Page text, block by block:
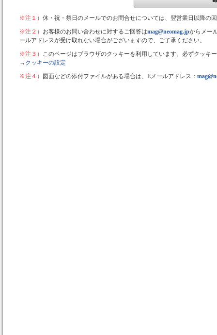
※注１） 休・祝・祭日のメールでのお問合せについては、翌営業日以降の
※注２） お客様のお問い合わせに対するご回答はmag@neomag.jpからメー
ールアドレスが受け取れない場合がございますので、ご了承ください。
※注３） このページはブラウザのクッキーを利用しています。必ずクッキ
→ クッキーの設定
※注４）
図面などの添付ファイルがある場合は、Eメールアドレス：